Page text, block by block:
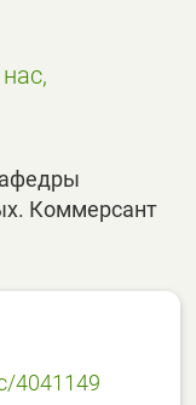
Коммерсант
4041149